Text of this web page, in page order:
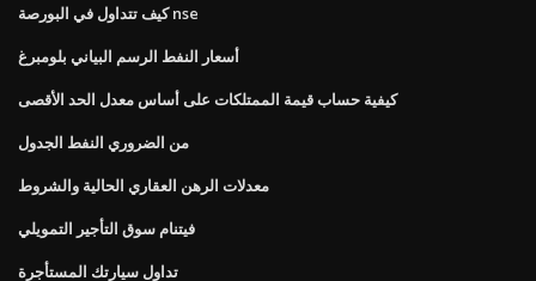
كيف تتداول في البورصة nse
أسعار النفط الرسم البياني بلومبرغ
كيفية حساب قيمة الممتلكات على أساس معدل الحد الأقصى
من الضروري النفط الجدول
معدلات الرهن العقاري الحالية والشروط
فيتنام سوق التأجير التمويلي
تداول سيارتك المستأجرة